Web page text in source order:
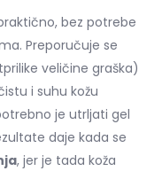
bez potrebe
Preporučuje se
veličine graška)
i suhu kožu
je utrljati gel
daje kada se
, jer je tada koža